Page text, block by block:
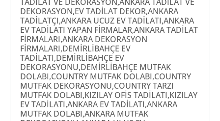
DEKORASYON,EV TADİLAT DEKOR,ANKARA
TADİLATÇI,ANKARA UCUZ EV TADİLATI,ANKARA
EV TADİLATI YAPAN FİRMALAR,ANKARA TADİLAT
FİRMALARI,ANKARA DEKORASYON
FİRMALARI,DEMİRLİBAHÇE EV
TADİLATI,DEMİRLİBAHÇE EV
DEKORASYONU,DEMİRLİBAHÇE MUTFAK
DOLABI,COUNTRY MUTFAK DOLABI,COUNTRY
MUTFAK DEKORASYONU,COUNTRY TARZI
MUTFAK DOLABI,KIZILAY OFİS TADİLATI,KIZILAY
EV TADİLATI,ANKARA EV TADİLATI,ANKARA
MUTFAK DOLABI,ANKARA MUTFAK